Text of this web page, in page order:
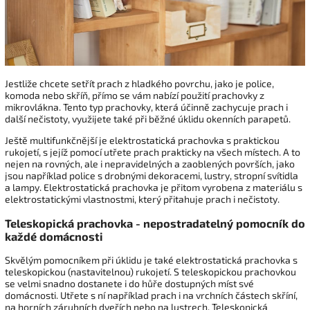
Jestliže chcete setřít prach z hladkého povrchu, jako je police,
komoda nebo skříň, přímo se vám nabízí použití prachovky z
mikrovlákna. Tento typ prachovky, která účinně zachycuje prach i
další nečistoty, využijete také při běžné úklidu okenních parapetů.
Ještě multifunkčnější je elektrostatická prachovka s praktickou
rukojetí, s jejíž pomocí utřete prach prakticky na všech místech. A to
nejen na rovných, ale i nepravidelných a zaoblených površích, jako
jsou například police s drobnými dekoracemi, lustry, stropní svítidla
a lampy. Elektrostatická prachovka je přitom vyrobena z materiálu s
elektrostatickými vlastnostmi, který přitahuje prach i nečistoty.
Teleskopická prachovka - nepostradatelný pomocník do
každé domácnosti
Skvělým pomocníkem při úklidu je také elektrostatická prachovka s
teleskopickou (nastavitelnou) rukojetí. S teleskopickou prachovkou
se velmi snadno dostanete i do hůře dostupných míst své
domácnosti. Utřete s ní například prach i na vrchních částech skříní,
na horních zárubních dveřích nebo na lustrech. Teleskopická